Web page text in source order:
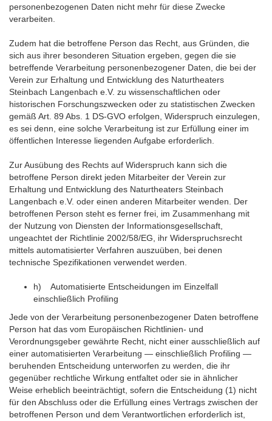
personenbezogenen Daten nicht mehr für diese Zwecke
verarbeiten.
Zudem hat die betroffene Person das Recht, aus Gründen, die
sich aus ihrer besonderen Situation ergeben, gegen die sie
betreffende Verarbeitung personenbezogener Daten, die bei der
Verein zur Erhaltung und Entwicklung des Naturtheaters
Steinbach Langenbach e.V. zu wissenschaftlichen oder
historischen Forschungszwecken oder zu statistischen Zwecken
gemäß Art. 89 Abs. 1 DS-GVO erfolgen, Widerspruch einzulegen,
es sei denn, eine solche Verarbeitung ist zur Erfüllung einer im
öffentlichen Interesse liegenden Aufgabe erforderlich.
Zur Ausübung des Rechts auf Widerspruch kann sich die
betroffene Person direkt jeden Mitarbeiter der Verein zur
Erhaltung und Entwicklung des Naturtheaters Steinbach
Langenbach e.V. oder einen anderen Mitarbeiter wenden. Der
betroffenen Person steht es ferner frei, im Zusammenhang mit
der Nutzung von Diensten der Informationsgesellschaft,
ungeachtet der Richtlinie 2002/58/EG, ihr Widerspruchsrecht
mittels automatisierter Verfahren auszuüben, bei denen
technische Spezifikationen verwendet werden.
h) Automatisierte Entscheidungen im Einzelfall
einschließlich Profiling
Jede von der Verarbeitung personenbezogener Daten betroffene
Person hat das vom Europäischen Richtlinien- und
Verordnungsgeber gewährte Recht, nicht einer ausschließlich auf
einer automatisierten Verarbeitung — einschließlich Profiling —
beruhenden Entscheidung unterworfen zu werden, die ihr
gegenüber rechtliche Wirkung entfaltet oder sie in ähnlicher
Weise erheblich beeinträchtigt, sofern die Entscheidung (1) nicht
für den Abschluss oder die Erfüllung eines Vertrags zwischen der
betroffenen Person und dem Verantwortlichen erforderlich ist,